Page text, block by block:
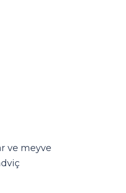
ve meyve